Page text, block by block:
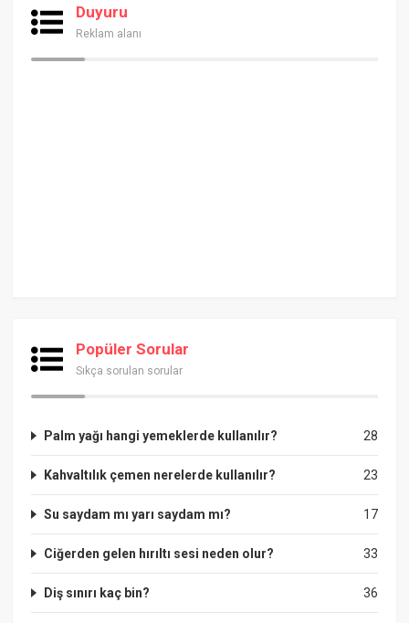
Duyuru
Reklam alanı
Popüler Sorular
Sıkça sorulan sorular
28
Palm yağı hangi yemeklerde kullanılır?
23
Kahvaltılık çemen nerelerde kullanılır?
17
Su saydam mı yarı saydam mı?
33
Ciğerden gelen hırıltı sesi neden olur?
36
Diş sınırı kaç bin?